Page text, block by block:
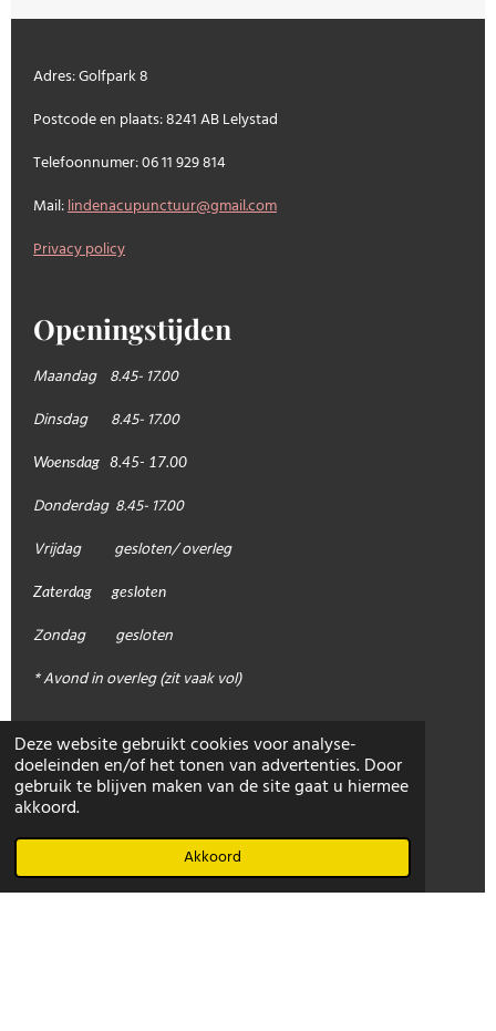
Deze website gebruikt cookies voor analyse-
doeleinden en/of het tonen van advertenties. Door
gebruik te blijven maken van de site gaat u hiermee
akkoord.
Akkoord
Adres: Golfpark 8
Postcode en plaats: 8241 AB Lelystad
Telefoonnumer: 06 11 929 814
Mail:lindenacupunctuur@gmail.com
Privacy policy
Openingstijden
Maandag 8.45- 17.00
Dinsdag 8.45- 17.00
Woensdag 8.45- 17.00
Donderdag 8.45- 17.00
Vrijdag gesloten/ overleg
Zaterdag gesloten
Zondag gesloten
* Avond in overleg (zit vaak vol)